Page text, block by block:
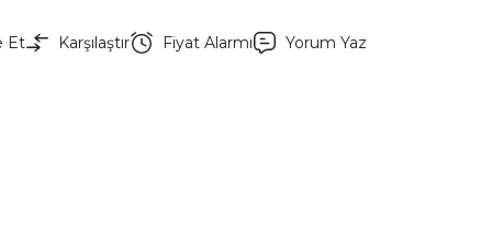
Et Karşılaştır Fiyat Alarmı Yorum Yaz